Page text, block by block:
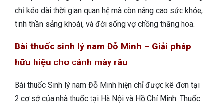
chỉ kéo dài thời gian quan hệ mà còn nâng cao sức khỏe,
tinh thần sảng khoái, và đời sống vợ chồng thăng hoa.
Bài thuốc sinh lý nam Đỗ Minh – Giải pháp
hữu hiệu cho cánh mày râu
Bài thuốc Sinh lý nam Đỗ Minh hiện chỉ được kê đơn tại
2 cơ sở của nhà thuốc tại Hà Nội và Hồ Chí Minh. Thuốc